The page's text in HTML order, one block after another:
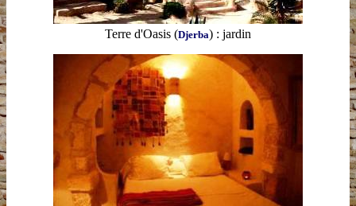
Terre d'Oasis (Djerba) : jardin